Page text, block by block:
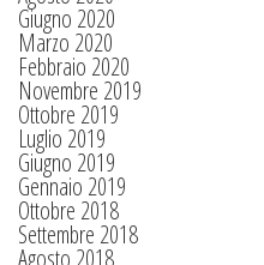
Giugno 2020
Marzo 2020
Febbraio 2020
Novembre 2019
Ottobre 2019
Luglio 2019
Giugno 2019
Gennaio 2019
Ottobre 2018
Settembre 2018
Agosto 2018